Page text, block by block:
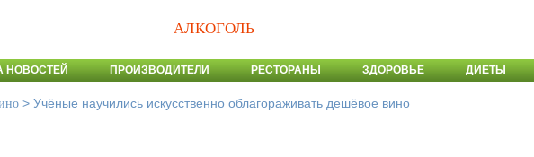
АЛКОГОЛЬ
НОВОСТЕЙ ПРОИЗВОДИТЕЛИ РЕСТОРАНЫ ЗДОРОВЬЕ ДИЕТЫ
> Учёные научились искусственно облагораживать дешёвое вино